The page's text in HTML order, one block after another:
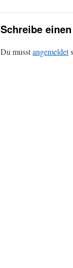
Schreibe
Du musstangemeldet